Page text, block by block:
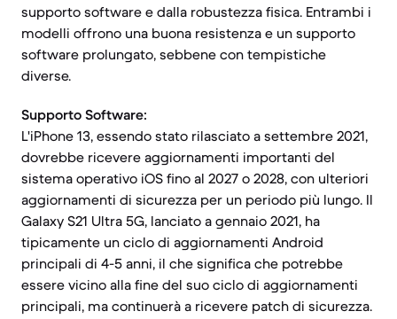
supporto software e dalla robustezza fisica. Entrambi i
modelli offrono una buona resistenza e un supporto
software prolungato, sebbene con tempistiche
diverse.
Supporto Software:
L'iPhone 13, essendo stato rilasciato a settembre 2021,
dovrebbe ricevere aggiornamenti importanti del
sistema operativo iOS fino al 2027 o 2028, con ulteriori
aggiornamenti di sicurezza per un periodo più lungo. Il
Galaxy S21 Ultra 5G, lanciato a gennaio 2021, ha
tipicamente un ciclo di aggiornamenti Android
principali di 4-5 anni, il che significa che potrebbe
essere vicino alla fine del suo ciclo di aggiornamenti
principali, ma continuerà a ricevere patch di sicurezza.